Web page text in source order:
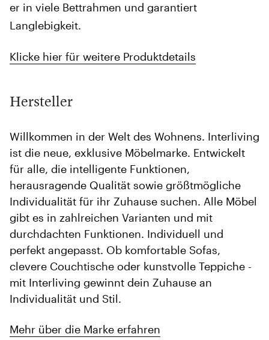
er in viele Bettrahmen und garantiert
Langlebigkeit.
Klicke hier für weitere Produktdetails
Hersteller
Willkommen in der Welt des Wohnens. Interliving
ist die neue, exklusive Möbelmarke. Entwickelt
für alle, die intelligente Funktionen,
herausragende Qualität sowie größtmögliche
Individualität für ihr Zuhause suchen. Alle Möbel
gibt es in zahlreichen Varianten und mit
durchdachten Funktionen. Individuell und
perfekt angepasst. Ob komfortable Sofas,
clevere Couchtische oder kunstvolle Teppiche -
mit Interliving gewinnt dein Zuhause an
Individualität und Stil.
Mehr über die Marke erfahren